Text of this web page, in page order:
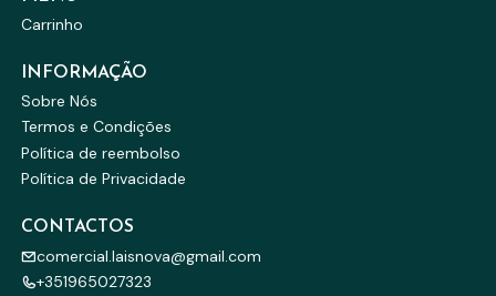
Carrinho
INFORMAÇÃO
Sobre Nós
Termos e Condições
Política de reembolso
Política de Privacidade
CONTACTOS
comercial.laisnova@gmail.com
+351965027323